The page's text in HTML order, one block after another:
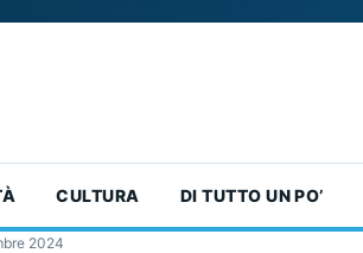
CULTURA DI TUTTO UN PO’
2024